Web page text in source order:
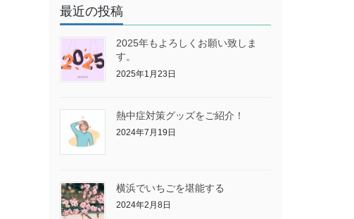
最近の投稿
2025年もよろしくお願い致しま
す。
2025年1月23日
熱中症対策グッズをご紹介！
2024年7月19日
横浜でいちごを堪能する
2024年2月8日